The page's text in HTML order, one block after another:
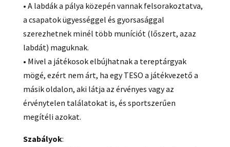
• A labdák a pálya közepén vannak felsorakoztatva,
a csapatok ügyességgel és gyorsasággal
szerezhetnek minél több muníciót (lőszert, azaz
labdát) maguknak.
• Mivel a játékosok elbújhatnak a tereptárgyak
mögé, ezért nem árt, ha egy TESO a játékvezető a
másik oldalon, aki látja az érvényes vagy az
érvénytelen találatokat is, és sportszerűen
megítéli azokat.
Szabályok: